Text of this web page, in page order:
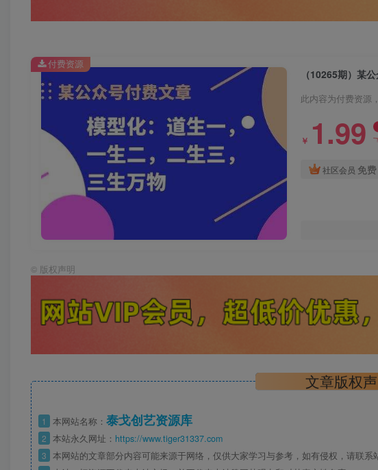
（10265期）某
此内容为付费资源
￥ 1.99
社区会员 免费
付费资源
© 版权声明
文章版权
1 本网站名称： 泰戈创艺资源库
2 本站永久网址： https://www.tiger31337.com
3 本网站的文章部分内容可能来源于网络，仅供大家学习与参考，如有侵权，请联系